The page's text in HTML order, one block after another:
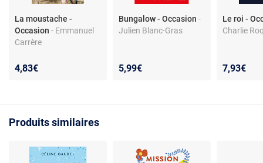
La moustache -
Occasion - Emmanuel
Carrère
4,83€
Bungalow - Occasion-
Julien Blanc-Gras
5,99€
Le roi -
Charlie
7,93€
Produits similaires